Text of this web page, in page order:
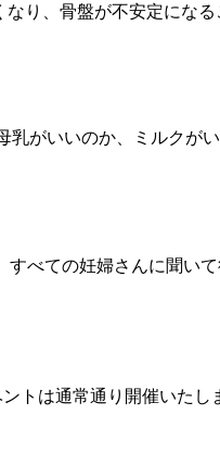
り、骨盤が不安定にな
がいいのか、ミルクが
べての妊婦さんに聞い
は通常通り開催いた